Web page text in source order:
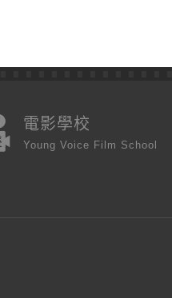
電影學校
Young Voice Film School